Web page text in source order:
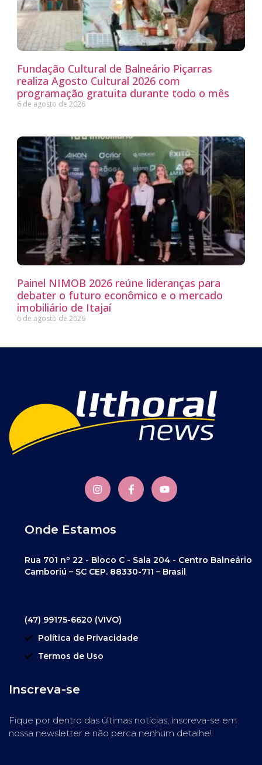
Fundação Cultural de Balneário Piçarras
realiza Agosto Cultural 2026 com
programação gratuita durante todo o mês
6 de agosto de 2026
Painel NIMOB 2026 reúne lideranças para
debater o futuro econômico e o mercado
imobiliário de Itajaí
6 de agosto de 2026
Onde Estamos
Rua 701 nº 22 - Bloco C - Sala 204 - Centro Balneário
Camboriú – SC CEP. 88330-711 – Brasil
(47) 99175-6620 (VIVO)
Política de Privacidade
Termos de Uso
Inscreva-se
Fique por dentro das últimas notícias, inscreva-se em
nossa newsletter e não perca nenhum detalhe!